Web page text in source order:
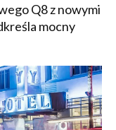
Q8 z nowymi
mocny